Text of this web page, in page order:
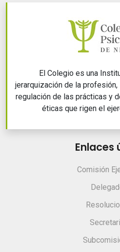
El Colegio es una
jerarquización de la
regulación de las prácticas y
éticas que rigen el
Enlaces
Comisión